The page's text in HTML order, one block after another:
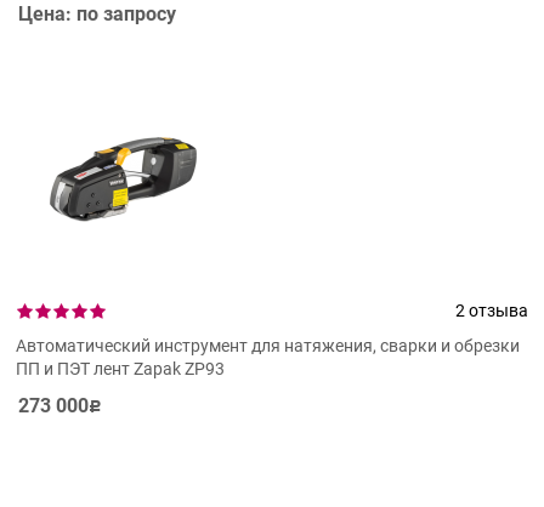
Цена: по запросу
2 отзыва
Автоматический инструмент для натяжения, сварки и обрезки
ПП и ПЭТ лент Zapak ZP93
273 000Р